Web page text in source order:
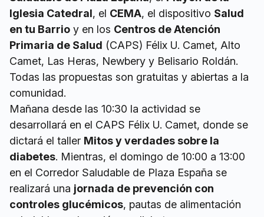
Iglesia Catedral, el CEMA, el dispositivo Salud
en tu Barrio y en los Centros de Atención
Primaria de Salud (CAPS) Félix U. Camet, Alto
Camet, Las Heras, Newbery y Belisario Roldán.
Todas las propuestas son gratuitas y abiertas a la
comunidad.
Mañana desde las 10:30 la actividad se
desarrollará en el CAPS Félix U. Camet, donde se
dictará el taller Mitos y verdades sobre la
diabetes. Mientras, el domingo de 10:00 a 13:00
en el Corredor Saludable de Plaza España se
realizará una jornada de prevención con
controles glucémicos, pautas de alimentación